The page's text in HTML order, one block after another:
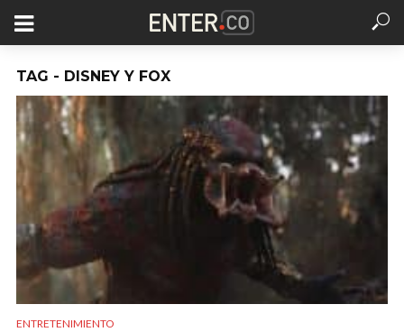
TAG - DISNEY Y FOX
ENTRETENIMIENTO